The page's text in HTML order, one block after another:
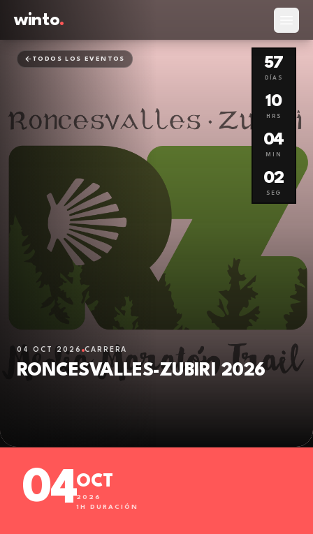
winto.
TODOS LOS EVENTOS
04 OCT 2026 CARRERA
RONCESVALLES-ZUBIRI 2026
57
DÍAS
10
HRS
04
MIN
01
SEG
04OCT
2026
1H DURACIÓN